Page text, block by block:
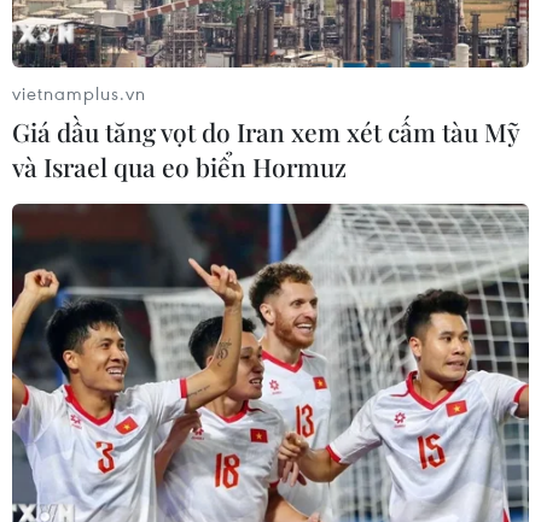
Những lo ngại về nhu cầu điện thoại thông minh đã đẩy
giá cổ phiếu của Apple giảm 4% tính đến năm 2024.
Trong khi đó, giá cổ phiếu của Microsoft tăng khoảng
2% từ đầu năm đến nay.
vietnamplus.vn
Giá dầu tăng vọt do Iran xem xét cấm tàu Mỹ
và Israel qua eo biển Hormuz